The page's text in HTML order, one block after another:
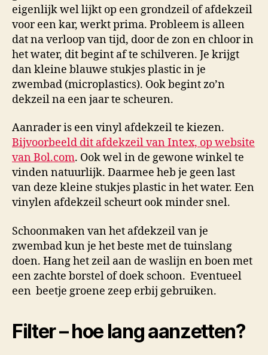
eigenlijk wel lijkt op een grondzeil of afdekzeil
voor een kar, werkt prima. Probleem is alleen
dat na verloop van tijd, door de zon en chloor in
het water, dit begint af te schilveren. Je krijgt
dan kleine blauwe stukjes plastic in je
zwembad (microplastics). Ook begint zo’n
dekzeil na een jaar te scheuren.
Aanrader is een vinyl afdekzeil te kiezen.
Bijvoorbeeld dit afdekzeil van Intex, op website
van Bol.com. Ook wel in de gewone winkel te
vinden natuurlijk. Daarmee heb je geen last
van deze kleine stukjes plastic in het water. Een
vinylen afdekzeil scheurt ook minder snel.
Schoonmaken van het afdekzeil van je
zwembad kun je het beste met de tuinslang
doen. Hang het zeil aan de waslijn en boen met
een zachte borstel of doek schoon. Eventueel
een beetje groene zeep erbij gebruiken.
Filter – hoe lang aanzetten?